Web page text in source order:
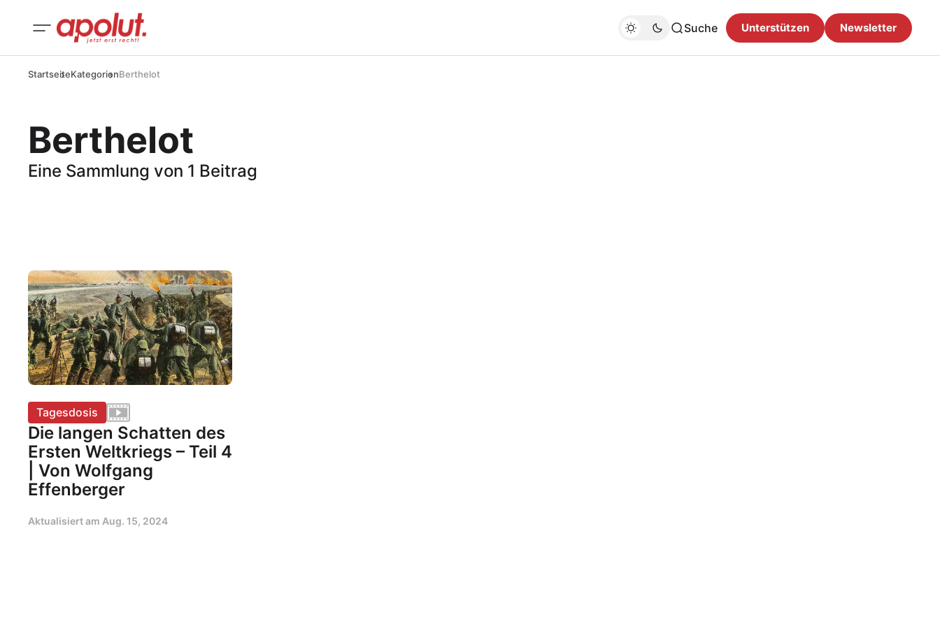
Suche Unterstützen Newsletter
StartseiteKategorienBerthelot
Berthelot
Eine Sammlung von 1 Beitrag
Tagesdosis
Die langen Schatten des
Ersten Weltkriegs – Teil 4
| Von Wolfgang
Effenberger
Aktualisiert am Aug. 15, 2024